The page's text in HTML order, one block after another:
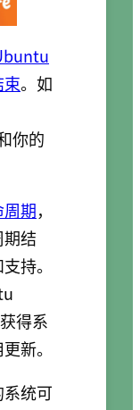
。如
你的
期，
结
持。
得系
新。
统可